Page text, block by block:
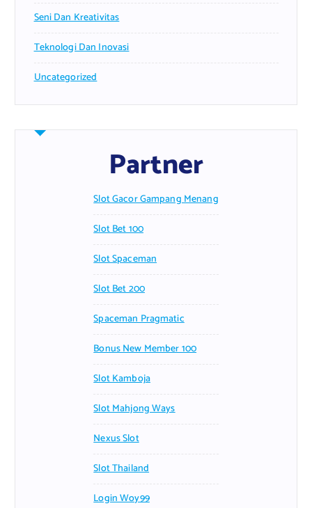
Seni Dan Kreativitas
Teknologi Dan Inovasi
Uncategorized
Partner
Slot Gacor Gampang Menang
Slot Bet 100
Slot Spaceman
Slot Bet 200
Spaceman Pragmatic
Bonus New Member 100
Slot Kamboja
Slot Mahjong Ways
Nexus Slot
Slot Thailand
Login Woy99